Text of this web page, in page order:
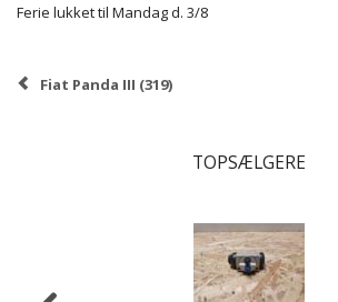
Ferie lukket til Mandag d. 3/8
Fiat Panda III (319)
TOPSÆLGERE